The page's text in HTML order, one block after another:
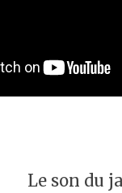
Le son du